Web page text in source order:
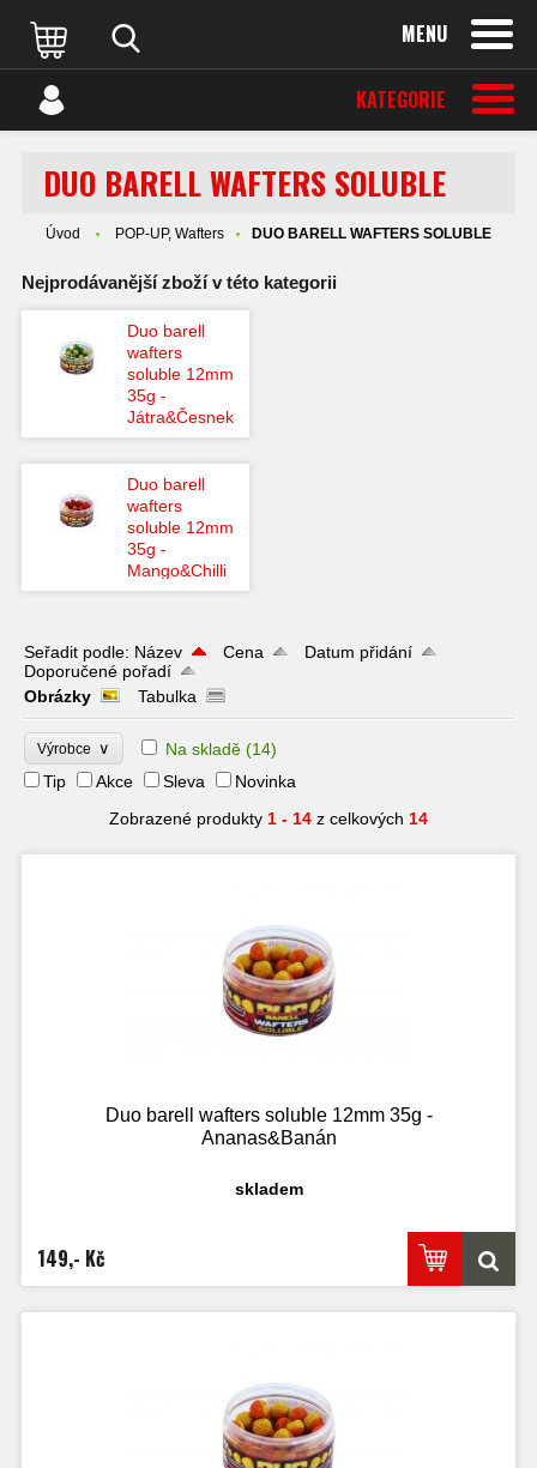
MENU
KATEGORIE
DUO BARELL WAFTERS SOLUBLE
Úvod POP-UP, Wafters DUO BARELL WAFTERS SOLUBLE
Nejprodávanější zboží v této kategorii
Duo barell
wafters
soluble 12mm
35g -
Játra&Česnek
Duo barell
wafters
soluble 12mm
35g -
Mango&Chilli
Seřadit podle: Název Cena
Datum přidání
Doporučené pořadí
Obrázky
Tabulka
Výrobce ∨ Na skladě (14)
Tip
Akce Sleva
Novinka
Zobrazené produkty 1 - 14 z celkových 14
Duo barell wafters soluble 12mm 35g -
Ananas&Banán
skladem
149,- Kč